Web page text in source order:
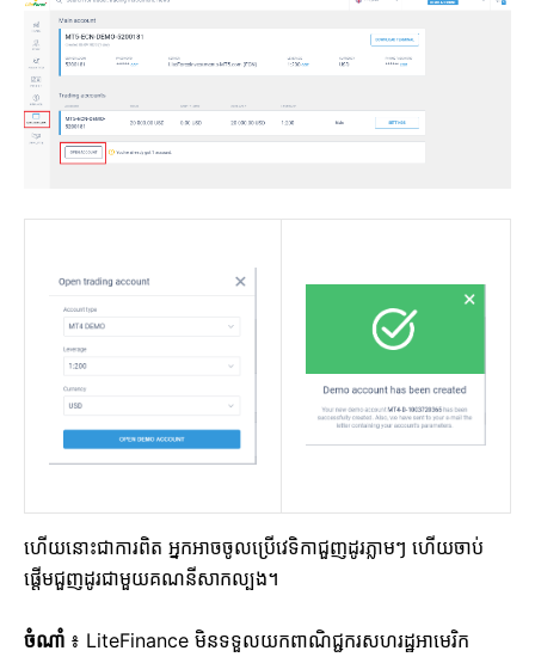
ហើយនោះជាការពិត អ្នកអាចចូលប្រើវេទិកាជួញដូរភ្លាមៗ ហើយចាប់
ផ្តើមជួញដូរជាមួយគណនីសាកល្បង។
ចំណាំ ៖ LiteFinance មិនទទួលយកពាណិជ្ជករសហរដ្ឋអាមេរិក